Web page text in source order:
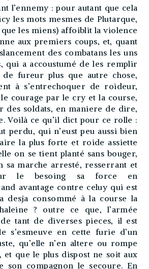
l’ennemy : pour autant que cela
les mots mesmes de Plutarque,
les miens) affoiblit la violence
aux premiers coups, et, quant
des combatans les uns
qui a accoustumé de les remplir
de fureur plus que autre chose,
à s’entrechoquer de roideur,
courage par le cry et la course,
des soldats, en maniere de dire,
Voilà ce qu’il dict pour ce rolle :
perdu, qui n’eust peu aussi bien
la plus forte et roide assiette
on se tient planté sans bouger,
sa marche arresté, resserrant et
le besoing sa force en
avantage contre celuy qui est
desja consommé à la course la
? outre ce que, l’armée
tant de diverses pieces, il est
s’esmeuve en cette furie d’un
qu’elle n’en altere ou rompe
et que le plus dispost ne soit aux
son compagnon le secoure. En